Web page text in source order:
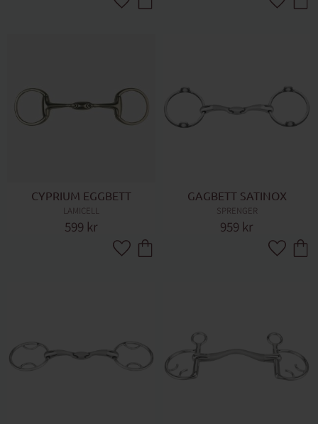
Lägg till i favoriter Lägg till
CYPRIUM EGGBETT
LAMICELL
599 kr
Lägg till i favoriter
GAGBETT SATINOX
SPRENGER
959 kr
Lägg till